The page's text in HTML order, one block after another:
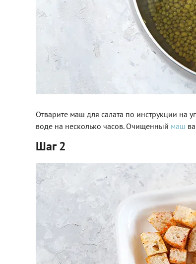
Отварите маш для салата по инструкции на
воде на несколько часов. Очищенный маш
Шаг 2